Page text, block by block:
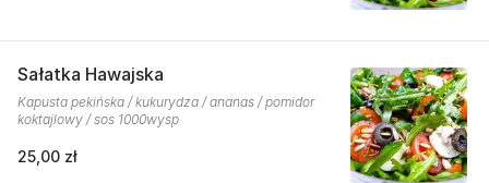
Sałatka Hawajska
Kapusta pekińska / kukurydza / ananas / pomidor
koktajlowy / sos 1000wysp
25,00 zł